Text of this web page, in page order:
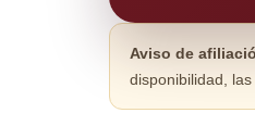
Aviso de
disponibilidad,